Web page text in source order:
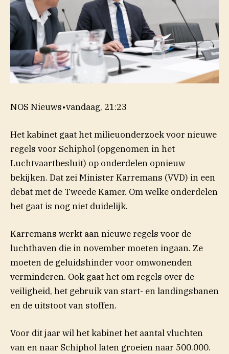
NOS Nieuws•vandaag, 21:23
Het kabinet gaat het milieuonderzoek voor nieuwe
regels voor Schiphol (opgenomen in het
Luchtvaartbesluit) op onderdelen opnieuw
bekijken. Dat zei Minister Karremans (VVD) in een
debat met de Tweede Kamer. Om welke onderdelen
het gaat is nog niet duidelijk.
Karremans werkt aan nieuwe regels voor de
luchthaven die in november moeten ingaan. Ze
moeten de geluidshinder voor omwonenden
verminderen. Ook gaat het om regels over de
veiligheid, het gebruik van start- en landingsbanen
en de uitstoot van stoffen.
Voor dit jaar wil het kabinet het aantal vluchten
van en naar Schiphol laten groeien naar 500.000.